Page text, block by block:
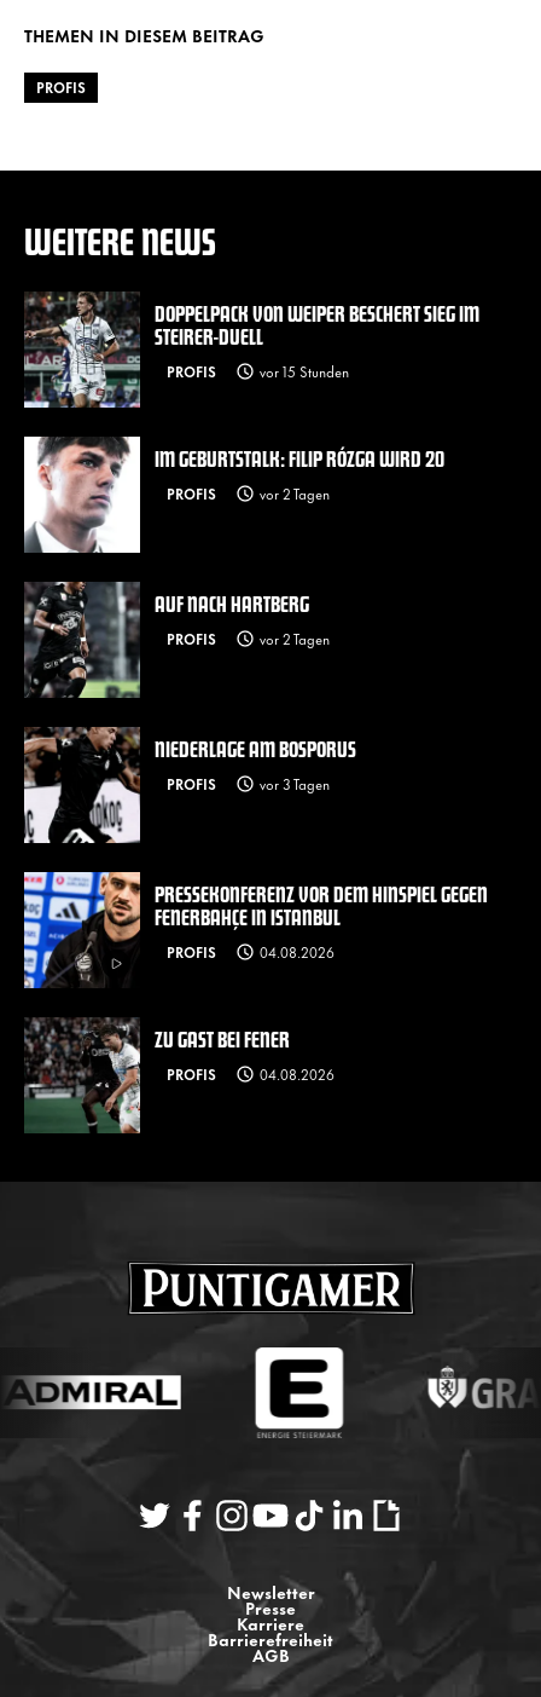
THEMEN IN DIESEM BEITRAG
PROFIS
WEITERE NEWS
DOPPELPACK VON WEIPER BESCHERT SIEG IM
STEIRER-DUELL
PROFIS vor 15 Stunden
IM GEBURTSTALK: FILIP RÓZGA WIRD 20
PROFIS vor 2 Tagen
AUF NACH HARTBERG
PROFIS vor 2 Tagen
NIEDERLAGE AM BOSPORUS
PROFIS vor 3 Tagen
PRESSEKONFERENZ VOR DEM HINSPIEL GEGEN
FENERBAHÇE IN ISTANBUL
PROFIS 04.08.2026
ZU GAST BEI FENER
PROFIS 04.08.2026
Newsletter
Presse
Karriere
Barrierefreiheit
AGB